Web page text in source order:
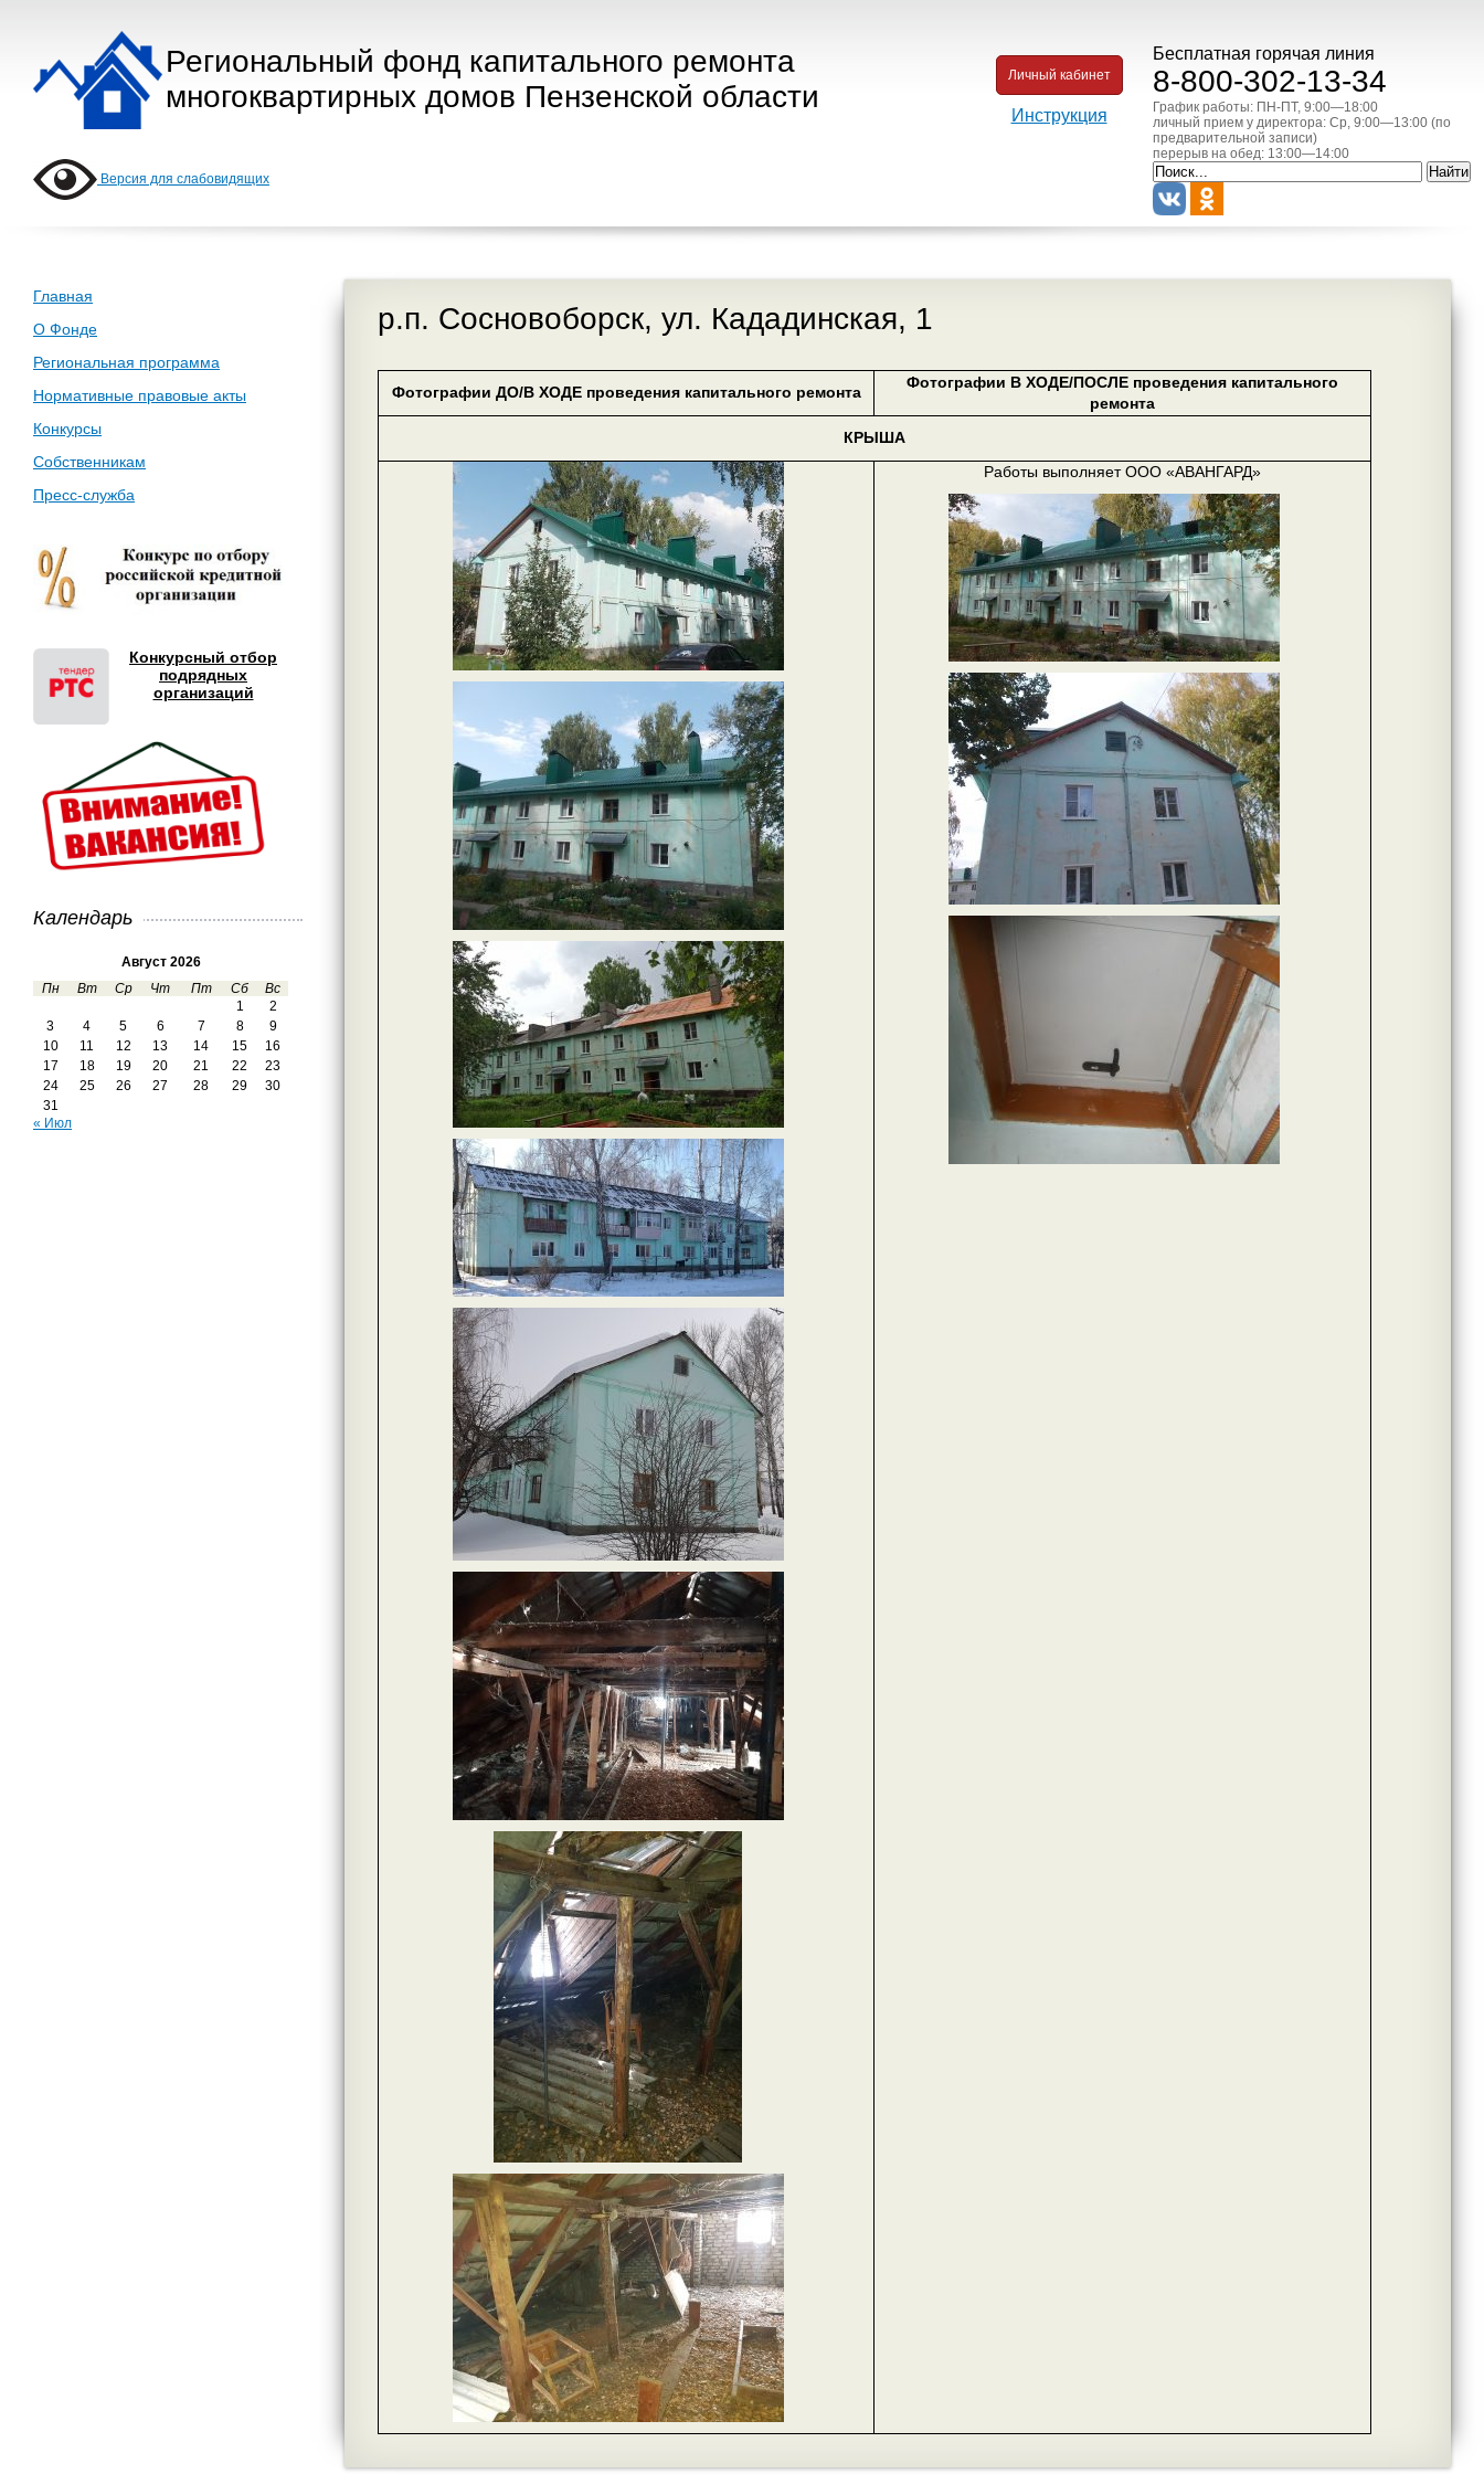
Региональный фонд капитального ремонта
многоквартирных домов Пензенской области
Бесплатная горячая линия
8-800-302-13-34
График работы: ПН-ПТ, 9:00—18:00
личный прием у директора: Ср, 9:00—13:00 (по
предварительной записи)
перерыв на обед: 13:00—14:00
Личный кабинет
Инструкция
Версия для слабовидящих
Главная
О Фонде
Региональная программа
Нормативные правовые акты
Конкурсы
Собственникам
Пресс-служба
Конкурсный отбор
подрядных
организаций
Календарь
Август 2026
Пн
Вт Ср Чт Пт Сб
Вс
1
2
3
4 5 6 7 8
9
10
11 12 13 14 15
16
17
18 19 20 21 22
23
24
25 26 27 28 29
30
31
« Июл
р.п. Сосновоборск, ул. Кададинская, 1
Фотографии ДО/В ХОДЕ проведения капитального ремонта
Фотографии В ХОДЕ/ПОСЛЕ проведения капитального
ремонта
КРЫША
Работы выполняет ООО «АВАНГАРД»